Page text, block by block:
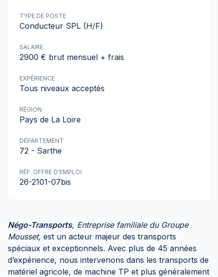
Négo-Transports, Entreprise familiale du Groupe
Mousset, est un acteur majeur des transports
spéciaux et exceptionnels. Avec plus de 45 années
d’expérience, nous intervenons dans les transports de
matériel agricole, de machine TP et plus généralement
TYPE DE POSTE
Conducteur SPL (H/F)
SALAIRE
2900 € brut mensuel + frais
EXPÉRIENCE
Tous niveaux acceptés
RÉGION
Pays de La Loire
DÉPARTEMENT
72 - Sarthe
RÉF. OFFRE D'EMPLOI
26-2101-07bis